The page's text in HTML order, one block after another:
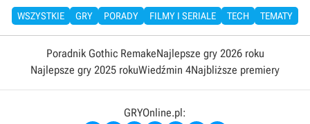
WSZYSTKIE GRY PORADY FILMY I SERIALE TECH TEMATY
Poradnik Gothic RemakeNajlepsze gry 2026 roku
Najlepsze gry 2025 rokuWiedźmin 4Najbliższe premiery
GRYOnline.pl: